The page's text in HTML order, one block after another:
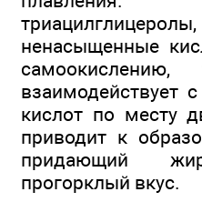
ненасыщенные
взаимодействует
кислот по месту
приводит к
придающий
прогорклый вкус.